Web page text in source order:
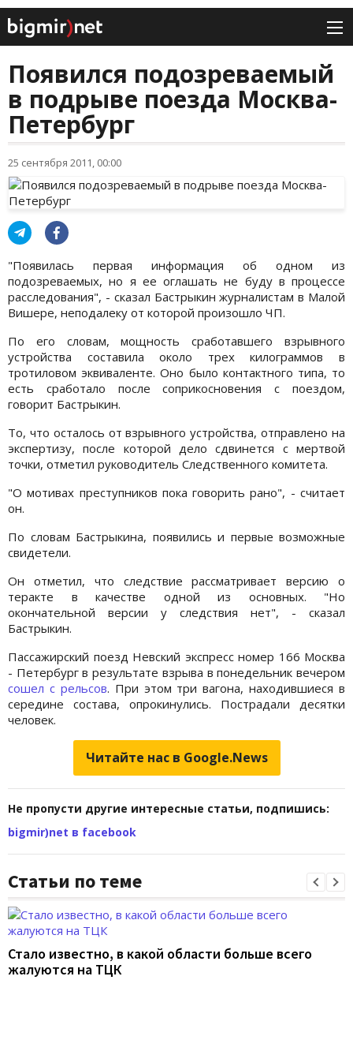
Появился подозреваемый
в подрыве поезда Москва-
Петербург
25 сентября 2011, 00:00
"Появилась первая информация об одном из
подозреваемых, но я ее оглашать не буду в процессе
расследования", - сказал Бастрыкин журналистам в Малой
Вишере, неподалеку от которой произошло ЧП.
По его словам, мощность сработавшего взрывного
устройства составила около трех килограммов в
тротиловом эквиваленте. Оно было контактного типа, то
есть сработало после соприкосновения с поездом,
говорит Бастрыкин.
То, что осталось от взрывного устройства, отправлено на
экспертизу, после которой дело сдвинется с мертвой
точки, отметил руководитель Следственного комитета.
"О мотивах преступников пока говорить рано", - считает
он.
По словам Бастрыкина, появились и первые возможные
свидетели.
Он отметил, что следствие рассматривает версию о
теракте в качестве одной из основных. "Но
окончательной версии у следствия нет", - сказал
Бастрыкин.
Пассажирский поезд Невский экспресс номер 166 Москва
- Петербург в результате взрыва в понедельник вечером
сошел с рельсов. При этом три вагона, находившиеся в
середине состава, опрокинулись. Пострадали десятки
человек.
Читайте нас в Google.News
Не пропусти другие интересные статьи, подпишись:
bigmir)net в facebook
Статьи по теме
Стало известно, в какой области больше всего
жалуются на ТЦК